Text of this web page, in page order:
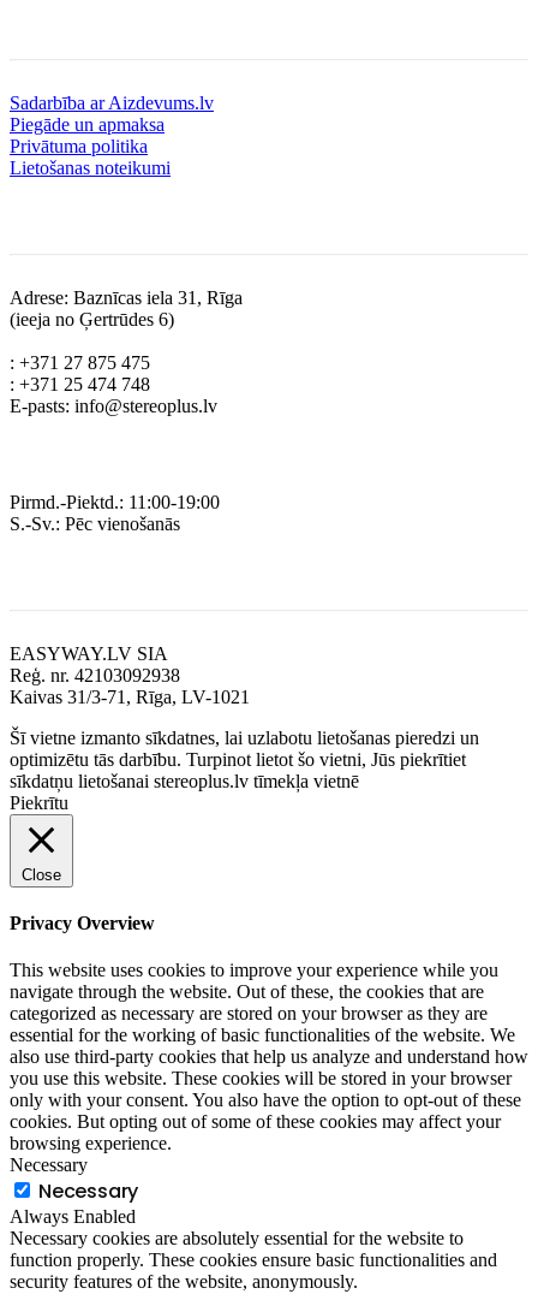
Sadarbība ar Aizdevums.lv
Piegāde un apmaksa
Privātuma politika
Lietošanas noteikumi
Adrese: Baznīcas iela 31, Rīga
(ieeja no Ģertrūdes 6)
: +371 27 875 475
: +371 25 474 748
E-pasts: info@stereoplus.lv
Pirmd.-Piektd.: 11:00-19:00
S.-Sv.: Pēc vienošanās
EASYWAY.LV SIA
Reģ. nr. 42103092938
Kaivas 31/3-71, Rīga, LV-1021
Šī vietne izmanto sīkdatnes, lai uzlabotu lietošanas pieredzi un
optimizētu tās darbību. Turpinot lietot šo vietni, Jūs piekrītiet
sīkdatņu lietošanai stereoplus.lv tīmekļa vietnē
Piekrītu
Close
Privacy Overview
This website uses cookies to improve your experience while you
navigate through the website. Out of these, the cookies that are
categorized as necessary are stored on your browser as they are
essential for the working of basic functionalities of the website. We
also use third-party cookies that help us analyze and understand how
you use this website. These cookies will be stored in your browser
only with your consent. You also have the option to opt-out of these
cookies. But opting out of some of these cookies may affect your
browsing experience.
Necessary
Necessary
Always Enabled
Necessary cookies are absolutely essential for the website to
function properly. These cookies ensure basic functionalities and
security features of the website, anonymously.